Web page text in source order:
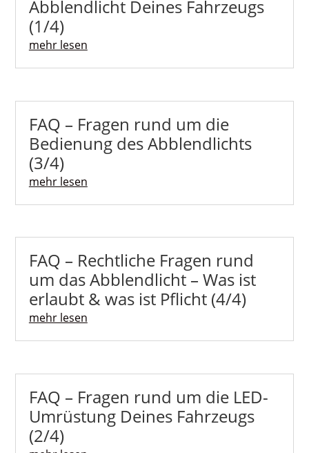
Abblendlicht Deines Fahrzeugs
(1/4)
mehr lesen
FAQ – Fragen rund um die
Bedienung des Abblendlichts
(3/4)
mehr lesen
FAQ – Rechtliche Fragen rund
um das Abblendlicht – Was ist
erlaubt & was ist Pflicht (4/4)
mehr lesen
FAQ – Fragen rund um die LED-
Umrüstung Deines Fahrzeugs
(2/4)